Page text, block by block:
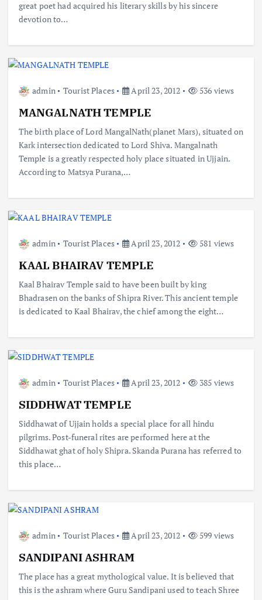
great poet had acquired his literary skills by his sincere
devotion to…
admin Tourist Places April 23, 2012 536 views
MANGALNATH TEMPLE
The birth place of Lord MangalNath(planet Mars), situated on
Kark intersection dedicated to Lord Shiva. Mangalnath
Temple is a greatly respected holy place situated in Ujjain.
According to Matsya Purana,…
admin Tourist Places April 23, 2012 581 views
KAAL BHAIRAV TEMPLE
Kaal Bhairav Temple said to have been built by king
Bhadrasen on the banks of Shipra River. This ancient temple
is dedicated to Kaal Bhairav, the chief among the eight…
admin Tourist Places April 23, 2012 385 views
SIDDHWAT TEMPLE
Siddhawat of Ujjain holds a special place for all hindu
pilgrims. Post-funeral rites are performed here at the
Siddhawat ghat of holy Shipra. Skanda Purana has referred to
this place…
admin Tourist Places April 23, 2012 599 views
SANDIPANI ASHRAM
The place has a great mythological value. It is believed that
this is the ashram where Guru Sandipani used to teach Shree